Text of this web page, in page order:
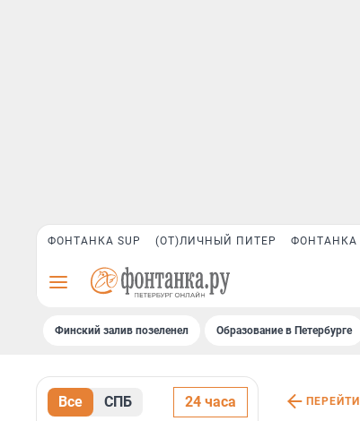
ФОНТАНКА SUP (ОТ)ЛИЧНЫЙ ПИТЕР ФОНТАНКА
Финский залив позеленел Образование в Петербурге
Все СПБ 24 часа